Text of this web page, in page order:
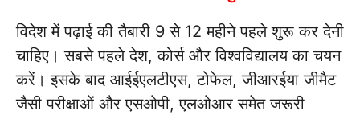
विदेश में पढ़ाई की तैबारी 9 से 12 महीने पहले शुरू कर देनी
चाहिए। सबसे पहले देश, कोर्स और विश्वविद्यालय का चयन
करें। इसके बाद आईईएलटीएस, टोफेल, जीआरईया जीमैट
जैसी परीक्षाओं और एसओपी, एलओआर समेत जरूरी